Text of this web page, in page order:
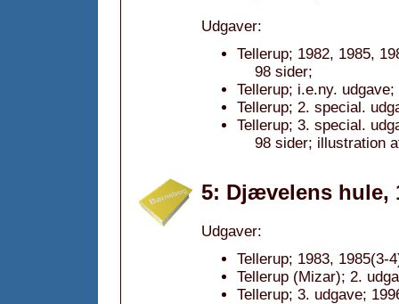
Udgaver:
Tellerup; 1982, 1985,
98 sider;
Tellerup; i.e.ny. udgave;
Tellerup; 2. special.
Tellerup; 3. special.
98 sider; illustration
5: Djævelens hule,
Udgaver:
Tellerup; 1983, 1985(3-
Tellerup (Mizar); 2.
Tellerup; 3. udgave;